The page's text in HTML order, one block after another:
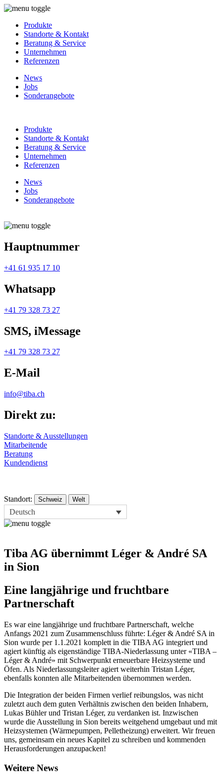
Produkte
Standorte & Kontakt
Beratung & Service
Unternehmen
Referenzen
News
Jobs
Sonderangebote
Produkte
Standorte & Kontakt
Beratung & Service
Unternehmen
Referenzen
News
Jobs
Sonderangebote
Hauptnummer
+41 61 935 17 10
Whatsapp
+41 79 328 73 27
SMS, iMessage
+41 79 328 73 27
E-Mail
info@tiba.ch
Direkt zu:
Standorte & Ausstellungen
Mitarbeitende
Beratung
Kundendienst
Standort: Schweiz Welt
Deutsch
Tiba AG übernimmt Léger & André SA
in Sion
Eine langjährige und fruchtbare
Partnerschaft
Es war eine langjährige und fruchtbare Partnerschaft, welche
Anfangs 2021 zum Zusammenschluss führte: Léger & André SA in
Sion wurde per 1.1.2021 komplett in die TIBA AG integriert und
agiert künftig als eigenständige TIBA-Niederlassung unter «TIBA –
Léger & André» mit Schwerpunkt erneuerbare Heizsysteme und
Öfen. Als Niederlassungsleiter agiert weiterhin Tristan Léger,
ebenfalls konnten alle Mitarbeitenden übernommen werden.
Die Integration der beiden Firmen verlief reibungslos, was nicht
zuletzt auch dem guten Verhältnis zwischen den beiden Inhabern,
Lukas Bühler und Tristan Léger, zu verdanken ist. Inzwischen
wurde die Ausstellung in Sion bereits weitgehend umgebaut und mit
Heizsystemen (Wärmepumpen, Pelletheizung) erweitert. Wir freuen
uns, gemeinsam ein neues Kapitel zu schreiben und kommenden
Herausforderungen anzupacken!
Weitere News